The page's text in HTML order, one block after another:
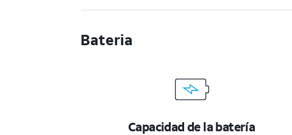
Bateria
Capacidad de la batería